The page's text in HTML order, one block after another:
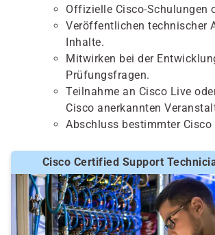
Offizielle Cisco-Schulungen
Veröffentlichen technischer
Inhalte.
Mitwirken bei der
Prüfungsfragen.
Teilnahme an Cisco Live
Cisco anerkannten
Abschluss bestimmter Cisco
Cisco Certified Support